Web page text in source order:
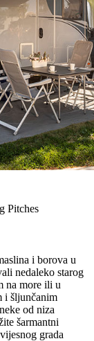
Pitches
i borova u
nedaleko starog
na more ili u
i šljunčanim
od niza
šarmantni
grada